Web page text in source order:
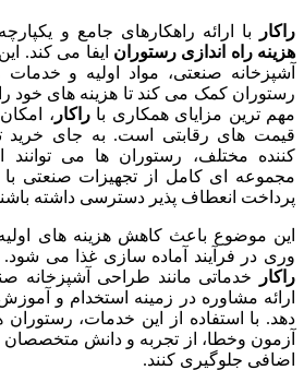
راکار
با ارائه راهکارهای جامع و
هزینه راه اندازی رستوران ایفا می کند.
آشپزخانه صنعتی، مواد اولیه و
رستوران کمک می کند تا هزینه های خود
مهم ترین مزایای همکاری باراکار ،
قیمت های رقابتی است. به جای خرید
کننده مختلف، رستوران ها می توانند
مجموعه ای کامل از تجهیزات صنعتی
پرداخت انعطاف پذیر دسترسی داشته
این موضوع باعث کاهش هزینه های
وری در فرآیند آماده سازی غذا می شود.
راکار
خدماتی مانند طراحی آشپزخانه
ارائه مشاوره در زمینه استخدام و
دهد. با استفاده از این خدمات، رستوران
آزمون وخطا، از تجربه و دانش متخصصان
اضافی جلوگیری کنند.